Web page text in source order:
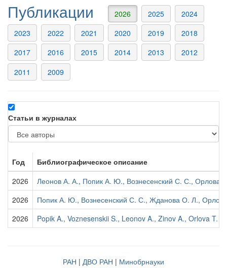
Публикации 2026 2025
2024
2023
2022 2021 2020 2019
2018
2017
2016 2015 2014 2013
2012
2011
2009
Статьи в журналах
Год
Библиографическое описание
2026
Леонов А. А., Попик А. Ю., Вознесенский С. С., Орлова
2026
Попик А. Ю., Вознесенский С. С., Жданова О. Л.,
2026
Popik A., Voznesenskii S., Leonov A., Zinov A., Orlova
РАН | ДВО РАН | Минобрнауки